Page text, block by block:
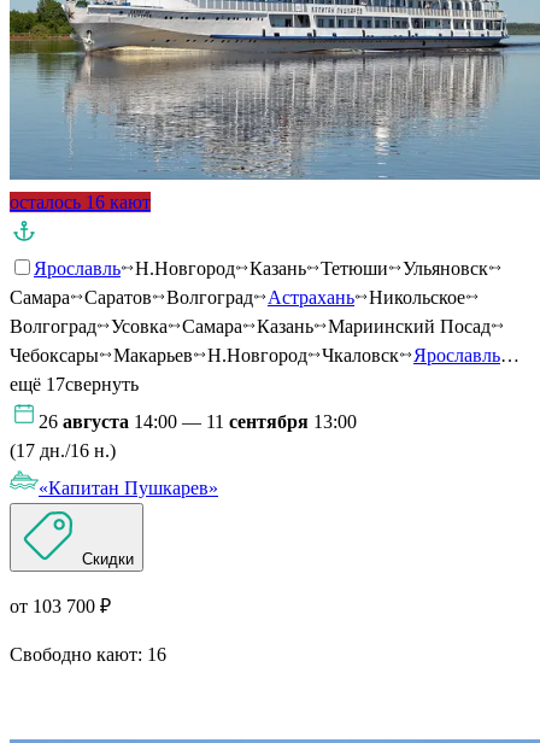
осталось 16 кают
Ярославль Н.Новгород Казань Тетюши
Ульяновск
Самара
Саратов Волгоград Астрахань
Никольское
Волгоград
Усовка Самара Казань
Мариинский Посад
Чебоксары
Макарьев Н.Новгород Чкаловск Ярославль…
ещё 17свернуть
26 августа 14:00 — 11 сентября 13:00
(17 дн./16 н.)
«Капитан Пушкарев»
Скидки
от 103 700 ₽
Свободно кают: 16